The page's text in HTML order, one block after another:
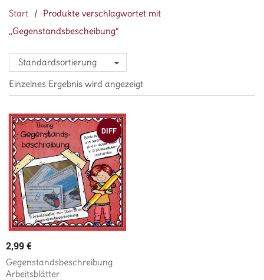
Start / Produkte verschlagwortet mit
„Gegenstandsbescheibung“
Standardsortierung
Einzelnes Ergebnis wird angezeigt
DIFF
2,99€
Gegenstandsbeschreibung
Arbeitsblätter